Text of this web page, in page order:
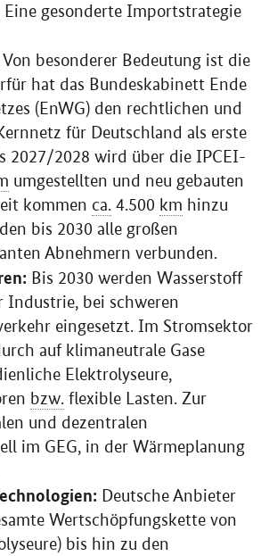
gesonderte Importstrategie
Von besonderer Bedeutung ist die
hat das Bundeskabinett Ende
(EnWG) den rechtlichen und
für Deutschland als erste
2027/2028 wird über die IPCEI-
umgestellten und neu gebauten
kommen ca. 4.500 km hinzu
bis 2030 alle großen
Abnehmern verbunden.
Bis 2030 werden Wasserstoff
Industrie, bei schweren
eingesetzt. Im Stromsektor
auf klimaneutrale Gase
Elektrolyseure,
bzw. flexible Lasten. Zur
und dezentralen
im GEG, in der Wärmeplanung
Deutsche Anbieter
Wertschöpfungskette von
bis hin zu den